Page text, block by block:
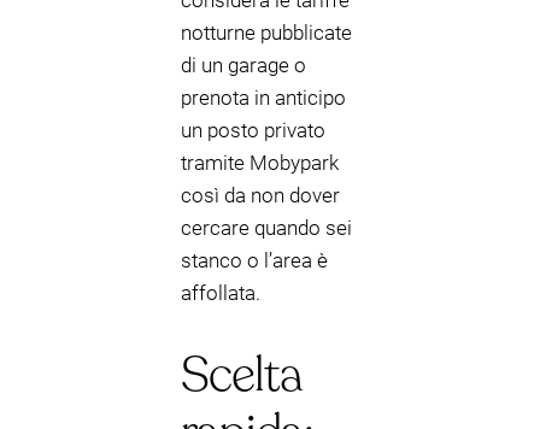
notturne pubblicate
di un garage o
prenota in anticipo
un posto privato
tramite Mobypark
così da non dover
cercare quando sei
stanco o l’area è
affollata.
Scelta